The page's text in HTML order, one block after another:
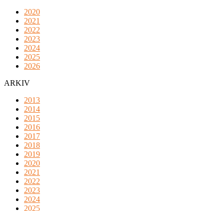
2020
2021
2022
2023
2024
2025
2026
ARKIV
2013
2014
2015
2016
2017
2018
2019
2020
2021
2022
2023
2024
2025